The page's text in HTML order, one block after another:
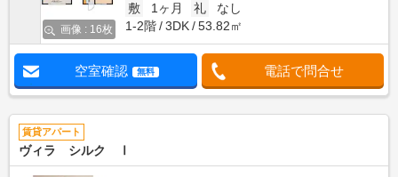
画像 : 16枚
敷
1ヶ月 礼
なし
1-2階
3DK 53.82㎡
空室確認 無料 電話で問合せ
賃貸アパート
ヴィラ シルク Ⅰ